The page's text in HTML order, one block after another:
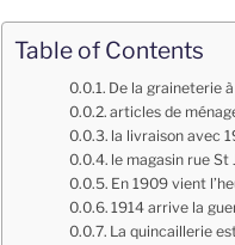
Table of Contents
De la graineterie
articles de
la livraison avec
le magasin rue St
En 1909 vient
1914 arrive la
La quincaillerie